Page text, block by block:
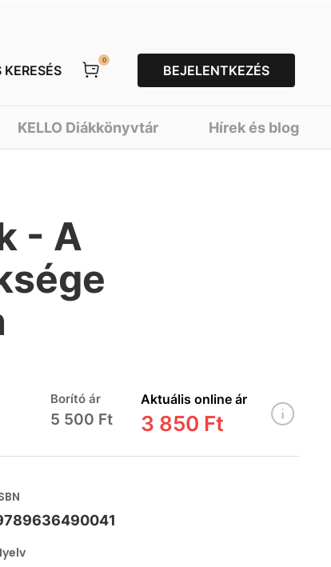
KERESÉS
0
BEJELENTKEZÉS
KELLO Diákkönyvtár Hírek és blog
- A
Borító ár
5 500 Ft
Aktuális online ár
3 850 Ft